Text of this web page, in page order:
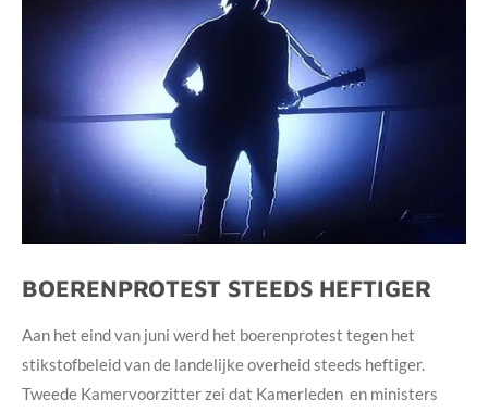
BOERENPROTEST STEEDS HEFTIGER
Aan het eind van juni werd het boerenprotest tegen het
stikstofbeleid van de landelijke overheid steeds heftiger.
Tweede Kamervoorzitter zei dat Kamerleden en ministers